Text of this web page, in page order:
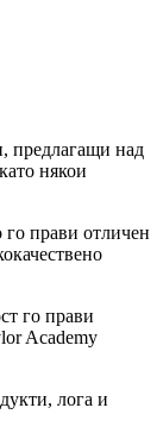
предлагащи над
някои
го прави отличен
го прави
Academy
лога и